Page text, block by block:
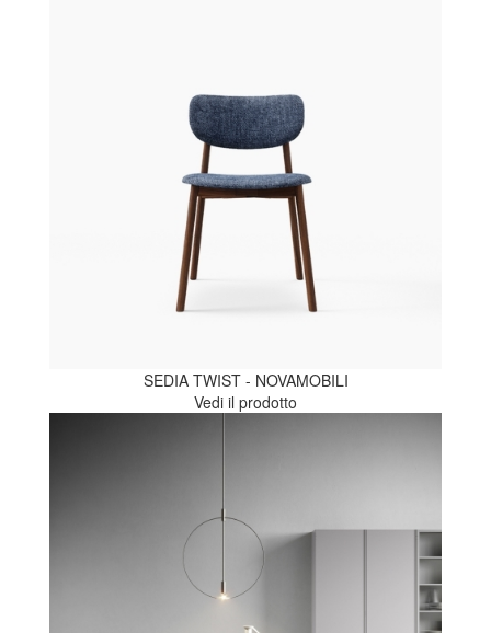
SEDIA TWIST - NOVAMOBILI
Vedi il prodotto